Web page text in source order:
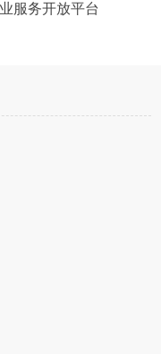
服务开放平台